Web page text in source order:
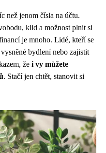
než jenom čísla na účtu.
klid a možnost plnit si
je mnoho. Lidé, kteří se
bydlení nebo zajistit
že i vy můžete
. Stačí jen chtět, stanovit si